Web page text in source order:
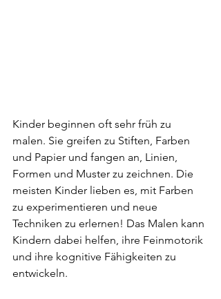
Kinder beginnen oft sehr früh zu
malen. Sie greifen zu Stiften, Farben
und Papier und fangen an, Linien,
Formen und Muster zu zeichnen. Die
meisten Kinder lieben es, mit Farben
zu experimentieren und neue
Techniken zu erlernen! Das Malen kann
Kindern dabei helfen, ihre Feinmotorik
und ihre kognitive Fähigkeiten zu
entwickeln.